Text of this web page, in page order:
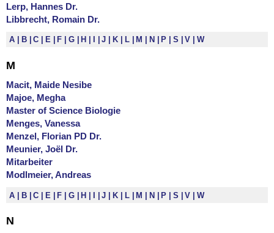
Lerp, Hannes Dr.
Libbrecht, Romain Dr.
A B C E F G H J K L M N P S V W
M
Macit, Maide Nesibe
Majoe, Megha
Master of Science Biologie
Menges, Vanessa
Menzel, Florian PD Dr.
Meunier, Joël Dr.
Mitarbeiter
Modlmeier, Andreas
A B C E F G H I J K L M N P S V W
N